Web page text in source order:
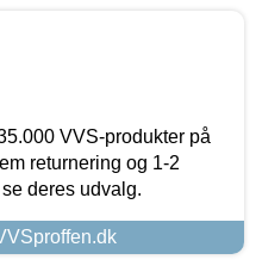
VVS-produkter på
returnering og 1-2
deres udvalg.